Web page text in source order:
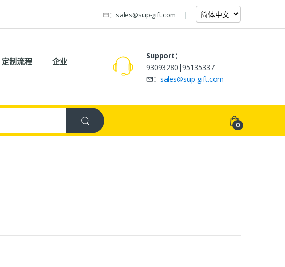
： sales@sup-gift.com
定制流程 企业
Support：
93093280|95135337
： sales@sup-gift.com
0